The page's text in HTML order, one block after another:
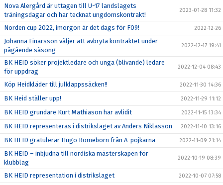
Nova Alergård är uttagen till U-17 landslagets
träningsdagar och har tecknat ungdomskontrakt!
2023-01-28 11:32
Norden cup 2022, imorgon är det dags för F09! 2022-12-26
Johanna Einarsson väljer att avbryta kontraktet under
pågående säsong
2022-12-17 19:41
BK HEID söker projektledare och unga (blivande) ledare
för uppdrag
2022-12-04 08:43
Köp Heidkläder till julklappssäcken!! 2022-11-30 14:36
BK Heid ställer upp! 2022-11-29 11:12
BK HEID grundare Kurt Mathiason har avlidit 2022-11-15 13:34
BK HEID representeras i distrikslaget av Anders Niklasson 2022-11-10 13:16
BK HEID gratulerar Hugo Romeborn från A-pojkarna 2022-11-09 21:14
BK HEID – inbjudna till nordiska mästerskapen för
klubblag
2022-10-19 08:39
BK HEID representation i distrikslaget 2022-10-07 07:58